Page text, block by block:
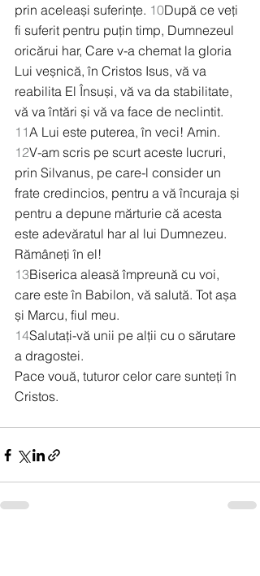
prin aceleași suferințe. 10După ce veți
fi suferit pentru puțin timp, Dumnezeul
oricărui har, Care v-a chemat la gloria
Lui veșnică, în Cristos Isus, vă va
reabilita El Însuși, vă va da stabilitate,
vă va întări și vă va face de neclintit.
11A Lui este puterea, în veci! Amin.
12V-am scris pe scurt aceste lucruri,
prin Silvanus, pe care-l consider un
frate credincios, pentru a vă încuraja și
pentru a depune mărturie că acesta
este adevăratul har al lui Dumnezeu.
Rămâneți în el!
13Biserica aleasă împreună cu voi,
care este în Babilon, vă salută. Tot așa
și Marcu, fiul meu.
14Salutați-vă unii pe alții cu o sărutare
a dragostei.
Pace vouă, tuturor celor care sunteți în
Cristos.